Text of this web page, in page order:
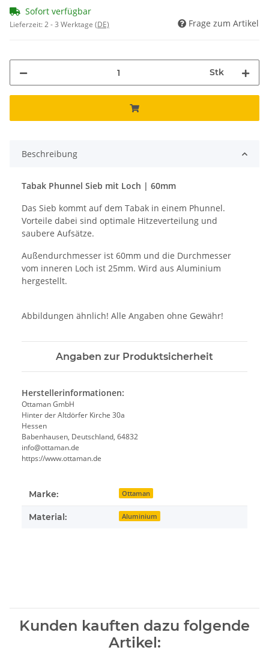
Sofort verfügbar
Lieferzeit:2 - 3 Werktage (DE) Frage zum Artikel
Stk
Beschreibung
Tabak Phunnel Sieb mit Loch | 60mm
Das Sieb kommt auf dem Tabak in einem Phunnel.
Vorteile dabei sind optimale Hitzeverteilung und
saubere Aufsätze.
Außendurchmesser ist 60mm und die Durchmesser
vom inneren Loch ist 25mm. Wird aus Aluminium
hergestellt.
Abbildungen ähnlich! Alle Angaben ohne Gewähr!
Angaben zur Produktsicherheit
Herstellerinformationen:
Ottaman GmbH
Hinter der Altdörfer Kirche 30a
Hessen
Babenhausen, Deutschland, 64832
info@ottaman.de
https://www.ottaman.de
Marke: Ottaman
Material: Aluminium
Kunden kauften dazu folgende
Artikel: